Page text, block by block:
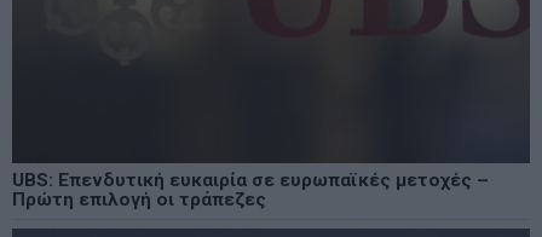
UBS: Επενδυτική ευκαιρία σε ευρωπαϊκές μετοχές –
Πρώτη επιλογή οι τράπεζες